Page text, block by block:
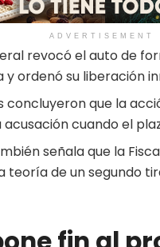
ADVERTISEMENT
revocó el auto de
y ordenó su liberación
concluyeron que la
acusación cuando el
señala que la
teoría de un segundo